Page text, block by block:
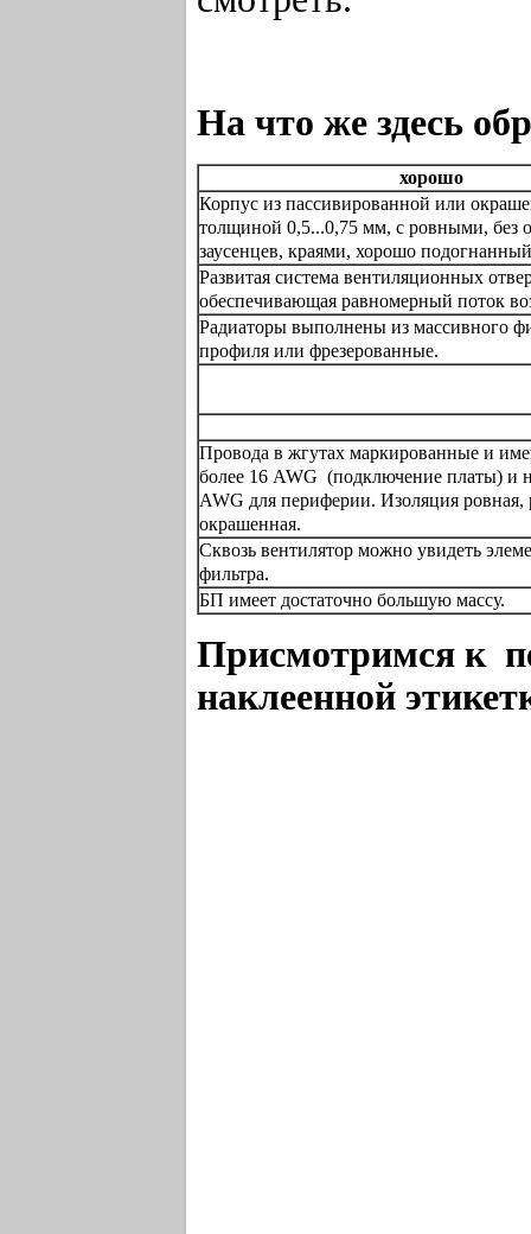
На что же здесь
хорошо
Корпус из пассивированной или
толщиной 0,5...0,75 мм, с ровными, без
заусенцев, краями, хорошо
Развитая система вентиляционных
обеспечивающая равномерный поток
Радиаторы выполнены из массивного
профиля или фрезерованные.
Провода в жгутах маркированные и
более 16 AWG (подключение платы) и
AWG для периферии. Изоляция ровная,
окрашенная.
Сквозь вентилятор можно увидеть
фильтра.
БП имеет достаточно большую массу.
Присмотримся к
наклеенной